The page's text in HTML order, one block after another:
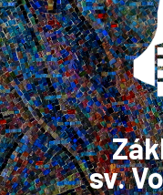
sv.